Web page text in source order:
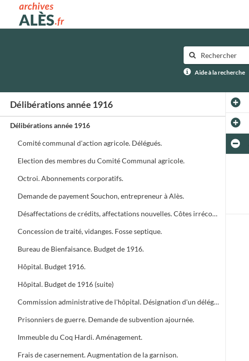
Archives municipales d'Alès
Aide à la recherche
Délibérations année 1916
Délibérations année 1916
Comité communal d'action agricole. Délégués.
Election des membres du Comité Communal agricole.
Octroi. Abonnements corporatifs.
Demande de payement Souchon, entrepreneur à Alès.
Désaffectations de crédits, affectations nouvelles. Côtes irrécouvrables admissions, rejets.
Concession de traité, vidanges. Fosse septique.
Bureau de Bienfaisance. Budget de 1916.
Hôpital. Budget 1916.
Hôpital. Budget de 1916 (suite)
Commission administrative de l'hôpital. Désignation d'un délégué.
Prisonniers de guerre. Demande de subvention ajournée.
Immeuble du Coq Hardi. Aménagement.
Frais de casernement. Augmentation de la garnison.